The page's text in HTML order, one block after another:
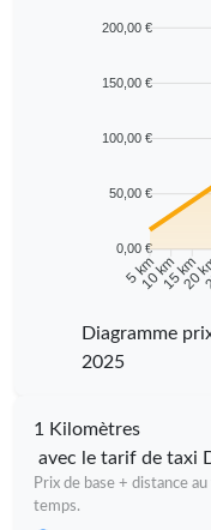
200,00 €
150,00 €
100,00 €
50,00 €
0,00 €
5 km
10 km15 km
20
Diagramme
2025
1 Kilomètres
avec le tarif de taxi
Prix de base + distance
temps.